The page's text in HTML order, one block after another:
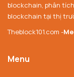
blockchain, phân
blockchain tại thị
Theblock101.com -
Menu